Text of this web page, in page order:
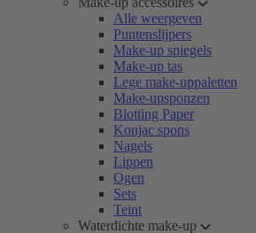
Alle weergeven
Puntenslijpers
Make-up spiegels
Make-up tas
Lege make-uppaletten
Make-upsponzen
Blotting Paper
Konjac spons
Nagels
Lippen
Ogen
Sets
Teint
Waterdichte make-up